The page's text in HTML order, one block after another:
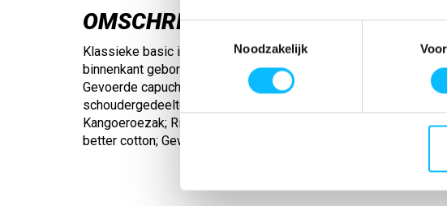
Toestemmingsselectie
Noodzakelijk
OMSCHRIJVING
Klassieke basic in casual look. Katoenmix met soft touch; Aan
binnenkant geborsteld voor een bijzonder zacht gevoel;
Gevoerde capuchon; Geborduurd ton-sur-ton logo bij het
schoudergedeelte; Ribinzetstukken aan de zijkanten;
Kangoeroezak; Ribboorden aan de mouwen en de onderkant;
better cotton; Gewicht: ca. 280g/m²